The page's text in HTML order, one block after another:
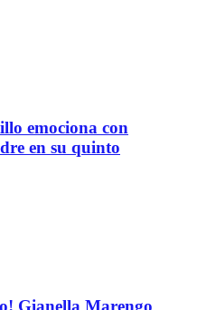
emociona con
en su quinto
Gianella Marengo